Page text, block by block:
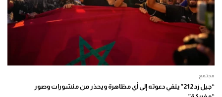
مجتمع
“جيل زد 212” ينفي دعوته إلى أي مظاهرة ويحذر من منشورات وصور